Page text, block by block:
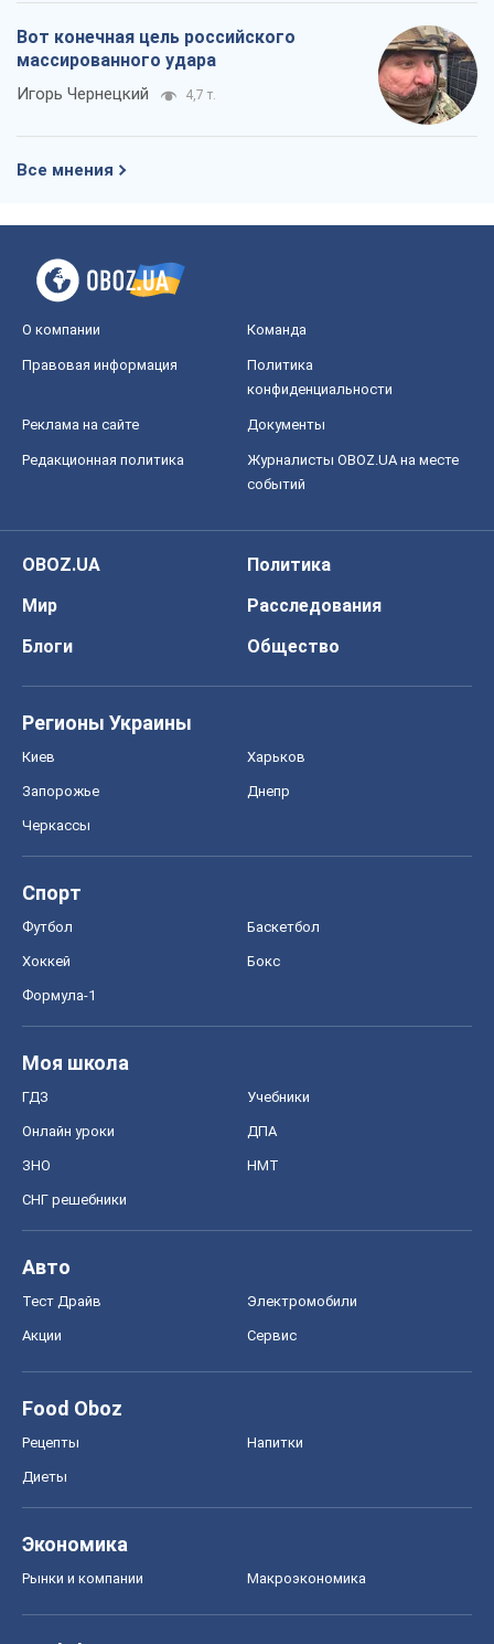
Вот конечная цель российского
массированного удара
Игорь Чернецкий 4,7 т.
Все мнения
О компании Команда
Правовая информация
Политика
конфиденциальности
Реклама на сайте Документы
Редакционная политика
Журналисты OBOZ.UA на месте
событий
OBOZ.UA
Политика
Мир
Расследования
Блоги
Общество
Регионы Украины
Киев Харьков
Запорожье Днепр
Черкассы
Спорт
Футбол Баскетбол
Хоккей Бокс
Формула-1
Моя школа
ГДЗ Учебники
Онлайн уроки ДПА
ЗНО НМТ
СНГ решебники
Авто
Тест Драйв Электромобили
Акции Сервис
Food Oboz
Рецепты Напитки
Диеты
Экономика
Рынки и компании Mакроэкономика